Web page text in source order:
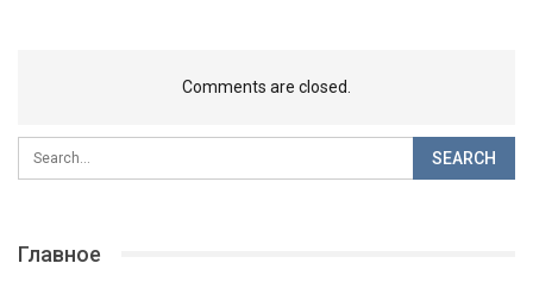
Comments are closed.
Главное